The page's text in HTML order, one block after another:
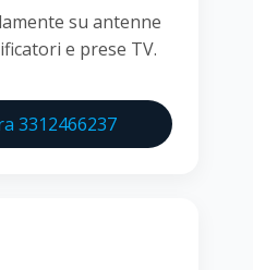
su antenne
e prese TV.
3312466237